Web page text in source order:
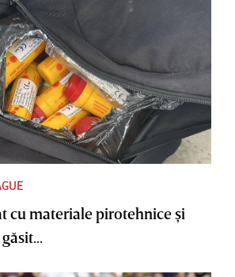
cu materiale pirotehnice şi